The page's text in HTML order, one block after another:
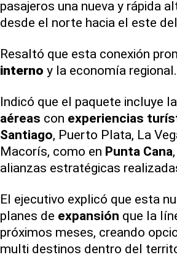
pasajeros una nueva y rápida
desde el norte hacia el este
Resaltó que esta conexión
interno y la economía regional.
Indicó que el paquete incluye
aéreas con experiencias
Santiago, Puerto Plata, La
Macorís, como en Punta Cana
alianzas estratégicas
El ejecutivo explicó que esta
planes de expansión que la
próximos meses, creando
multi destinos dentro del